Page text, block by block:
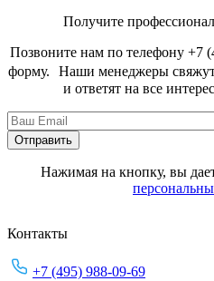
Получите
Позвоните нам по телефону +7
форму. Наши менеджеры
и ответят на все
Нажимая на кнопку, вы
Контакты
+7 (495) 988-09-69